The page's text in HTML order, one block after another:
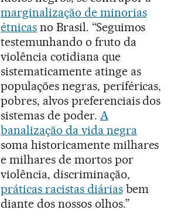
marginalização de minorias
étnicasno Brasil. “Seguimos
testemunhando o fruto da
violência cotidiana que
sistematicamente atinge as
populações negras, periféricas,
pobres, alvos preferenciais dos
sistemas de poder. A
banalização da vida negra
soma historicamente milhares
e milhares de mortos por
violência, discriminação,
práticas racistas diáriasbem
diante dos nossos olhos.”